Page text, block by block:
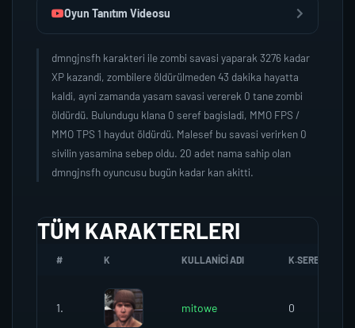
Oyun Tanıtım Videosu
dmngjnsfh karakteri ile zombi savasi yaparak 3276 kadar
XP kazandi, zombilere öldürülmeden 43 dakika hayatta
kaldi, ayni zamanda yasam savasi vererek 0 tane zombi
öldürdü. Bulundugu klana 0 seref bagisladi, MMO FPS /
MMO TPS 1 haydut öldürdü. Malesef bu savasi verirken 0
sivilin yasamina sebep oldu. 20 adet nama sahip olan
dmngjnsfh oyuncusu bugün kadar kan akitti.
TÜM KARAKTERLERI
# K KULLANICI ADI K.SEREFI
1. mitowe 0